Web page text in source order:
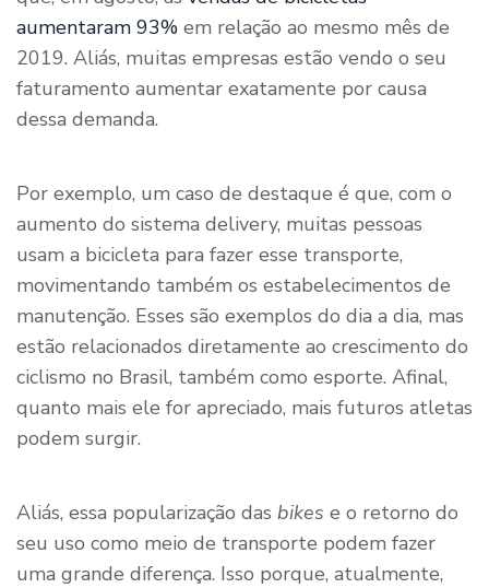
aumentaram 93% em relação ao mesmo mês de
2019. Aliás, muitas empresas estão vendo o seu
faturamento aumentar exatamente por causa
dessa demanda.
Por exemplo, um caso de destaque é que, com o
aumento do sistema delivery, muitas pessoas
usam a bicicleta para fazer esse transporte,
movimentando também os estabelecimentos de
manutenção. Esses são exemplos do dia a dia, mas
estão relacionados diretamente ao crescimento do
ciclismo no Brasil, também como esporte. Afinal,
quanto mais ele for apreciado, mais futuros atletas
podem surgir.
Aliás, essa popularização das bikes e o retorno do
seu uso como meio de transporte podem fazer
uma grande diferença. Isso porque, atualmente,